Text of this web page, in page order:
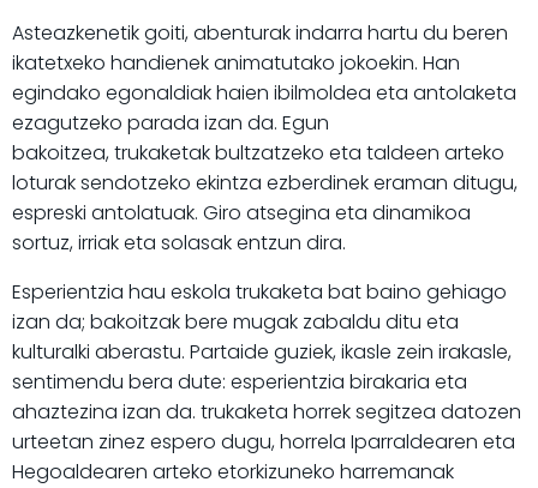
Asteazkenetik goiti, abenturak indarra hartu du beren
ikatetxeko handienek animatutako jokoekin. Han
egindako egonaldiak haien ibilmoldea eta antolaketa
ezagutzeko parada izan da. Egun
bakoitzea, trukaketak bultzatzeko eta taldeen arteko
loturak sendotzeko ekintza ezberdinek eraman ditugu,
espreski antolatuak. Giro atsegina eta dinamikoa
sortuz, irriak eta solasak entzun dira.
Esperientzia hau eskola trukaketa bat baino gehiago
izan da; bakoitzak bere mugak zabaldu ditu eta
kulturalki aberastu. Partaide guziek, ikasle zein irakasle,
sentimendu bera dute: esperientzia birakaria eta
ahaztezina izan da. trukaketa horrek segitzea datozen
urteetan zinez espero dugu, horrela Iparraldearen eta
Hegoaldearen arteko etorkizuneko harremanak